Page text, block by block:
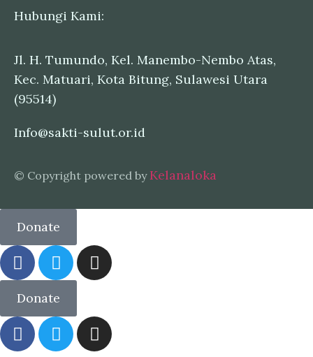
Hubungi Kami:
Jl. H. Tumundo, Kel. Manembo-Nembo Atas,
Kec. Matuari, Kota Bitung, Sulawesi Utara
(95514)
Info@sakti-sulut.or.id
© Copyright powered byKelanaloka
Donate
Donate